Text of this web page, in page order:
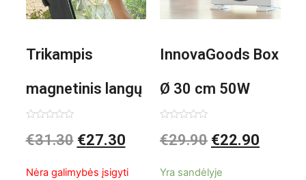
Trikampis
magnetinis langų
valiklis Klinmag
0
iš
€31.30 €27.30
Nėra galimybės įsigyti
InnovaGoods Box
Ø 30 cm 50W
Baltai pilkas
0
iš
€29.90 €22.90
Yra sandėlyje